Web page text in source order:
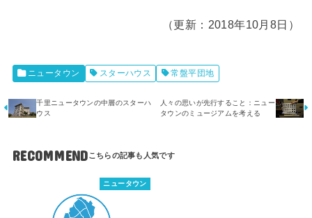
（更新：2018年10月8日）
ニュータウン スターハウス 常盤平団地
千里ニュータウンの中層のスターハ
ウス
人々の思いが先行すること：ニュー
タウンのミュージアムを考える
RECOMMEND
ニュータウン